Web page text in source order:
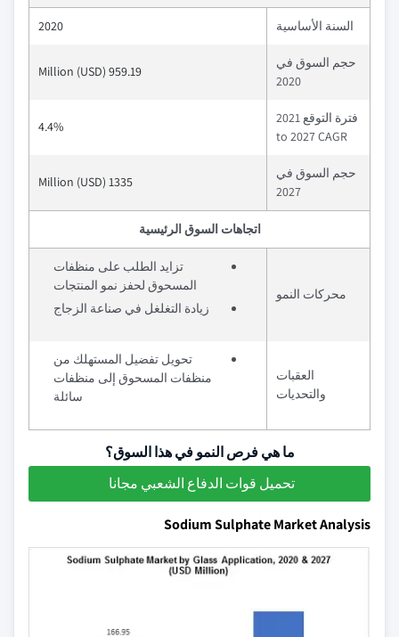
السنة الأساسية 2020
حجم السوق في
2020
959.19 Million (USD)
فترة التوقع 2021
to 2027 CAGR
4.4%
حجم السوق في
2027
1335 Million (USD)
اتجاهات السوق الرئيسية
محركات النمو
تزايد الطلب على منظفات
المسحوق لحفز نمو المنتجات
زيادة التغلغل في صناعة الزجاج
العقبات
والتحديات
تحويل تفضيل المستهلك من
منظفات المسحوق إلى منظفات
سائلة
ما هي فرص النمو في هذا السوق؟
تحميل قوات الدفاع الشعبي مجانا
Sodium Sulphate Market Analysis